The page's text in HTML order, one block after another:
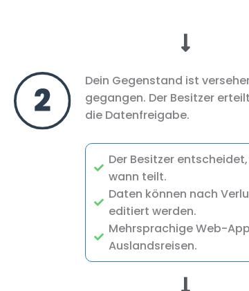
Dein Gegenstand ist
gegangen. Der Besitzer
die Datenfreigabe.
Der Besitzer
wann teilt.
Daten können nach
editiert werden.
Mehrsprachige Web-
Auslandsreisen.